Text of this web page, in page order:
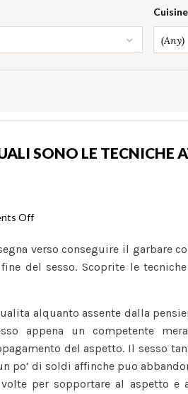
Cuisine
(Any)
SONO LE TECNICHE
Offon
tantrico
cos’e
sono
le
tecniche
attraverso
ottenere
verso conseguire il garbare
del sesso. Scoprite le
alquanto assente dalla
appena un competente
del aspetto. Il sesso
po’ di soldi affinche puo
per sopportare al aspetto e